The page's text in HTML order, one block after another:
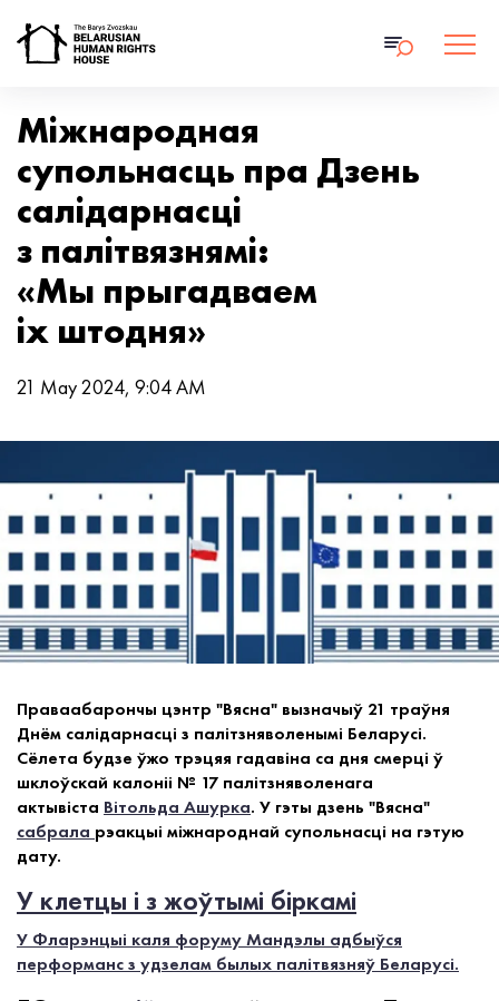
Міжнародная
супольнасць пра Дзень
салідарнасці
з палітвязнямі:
«Мы прыгадваем
іх штодня»
21 May 2024, 9:04 AM
Праваабарончы цэнтр "Вясна" вызначыў 21 траўня
Днём салідарнасці з палітзняволенымі Беларусі.
Сёлета будзе ўжо трэцяя гадавіна са дня смерці ў
шклоўскай калоніі № 17 палітзняволенага
актывіста Вітольда Ашурка. У гэты дзень "Вясна"
сабрала рэакцыі міжнароднай супольнасці на гэтую
дату.
У клетцы і з жоўтымі біркамі
У Фларэнцыі каля форуму Мандэлы адбыўся
перформанс з удзелам былых палітвязняў Беларусі.